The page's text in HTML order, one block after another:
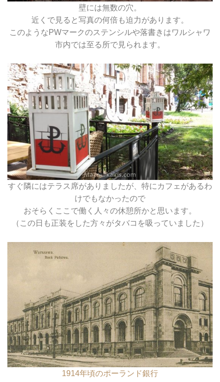
壁には無数の穴。
近くで見ると写真の何倍も迫力があります。
このようなPWマークのステンシルや落書きはワルシャワ
市内では至る所で見られます。
すぐ隣にはテラス席がありましたが、特にカフェがあるわ
けでもなかったので
おそらくここで働く人々の休憩所かと思います。
（この日も正装をした方々がタバコを吸っていました）
1914年頃のポーランド銀行